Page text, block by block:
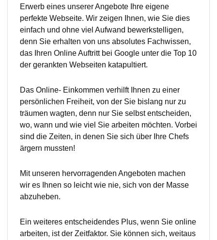
Erwerb eines unserer Angebote Ihre eigene
perfekte Webseite. Wir zeigen Ihnen, wie Sie dies
einfach und ohne viel Aufwand bewerkstelligen,
denn Sie erhalten von uns absolutes Fachwissen,
das Ihren Online Auftritt bei Google unter die Top 10
der gerankten Webseiten katapultiert.
Das Online- Einkommen verhilft Ihnen zu einer
persönlichen Freiheit, von der Sie bislang nur zu
träumen wagten, denn nur Sie selbst entscheiden,
wo, wann und wie viel Sie arbeiten möchten. Vorbei
sind die Zeiten, in denen Sie sich über Ihre Chefs
ärgern mussten!
Mit unseren hervorragenden Angeboten machen
wir es Ihnen so leicht wie nie, sich von der Masse
abzuheben.
Ein weiteres entscheidendes Plus, wenn Sie online
arbeiten, ist der Zeitfaktor. Sie können sich, weitaus